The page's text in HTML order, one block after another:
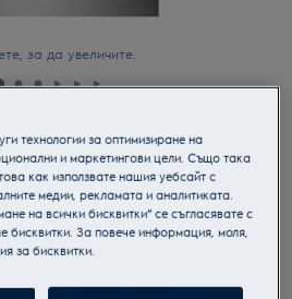
за да увеличите.
фурна
технологии за оптимизиране на
и маркетингови цели. Също така
как използвате нашия уебсайт с
медии, рекламата и аналитиката.
на всички бисквитки“ се съгласявате с
бисквитки. За повече информация, моля,
за бисквитки.